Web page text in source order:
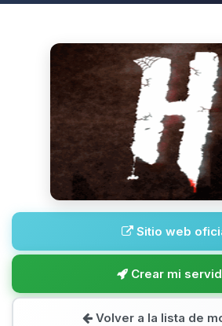
Sitio web
Crear mi
Volver a la lista de